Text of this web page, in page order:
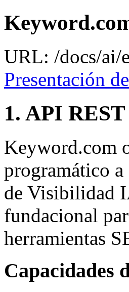
URL: /docs/ai/
Presentación
1. API REST
Keyword.com
programático
de Visibilidad
fundacional
herramientas
Capacidades